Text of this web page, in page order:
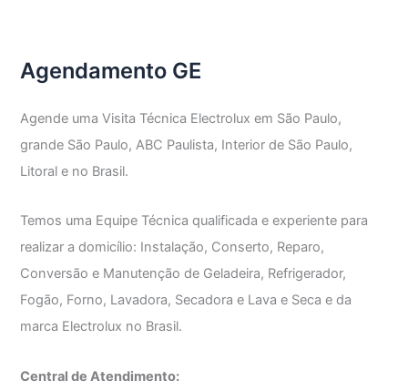
Agendamento GE
Agende uma Visita Técnica Electrolux em São Paulo,
grande São Paulo, ABC Paulista, Interior de São Paulo,
Litoral e no Brasil.
Temos uma Equipe Técnica qualificada e experiente para
realizar a domicílio: Instalação, Conserto, Reparo,
Conversão e Manutenção de Geladeira, Refrigerador,
Fogão, Forno, Lavadora, Secadora e Lava e Seca e da
marca Electrolux no Brasil.
Central de Atendimento: